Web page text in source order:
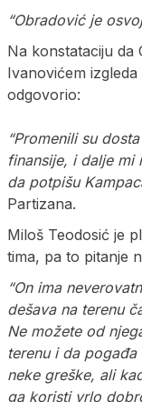
“Obradović je
Na konstataciju da
Ivanovićem
odgovorio:
“Promenili su
finansije, i dalje mi
da potpišu
Partizana.
Miloš Teodosić je
tima, pa to pitanje
“On ima
dešava na terenu
Ne možete od
terenu i da
neke greške, ali
ga koristi vrlo